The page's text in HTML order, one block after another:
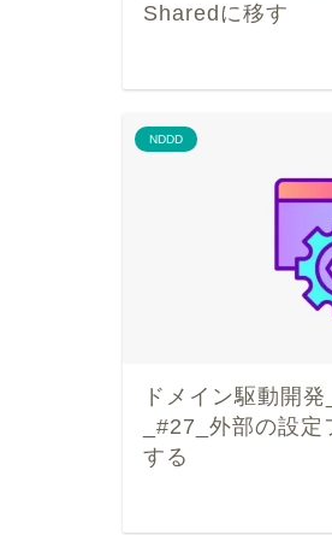
Sharedに移す
NDDD
ドメイン駆動開
_#27_外部の設
する